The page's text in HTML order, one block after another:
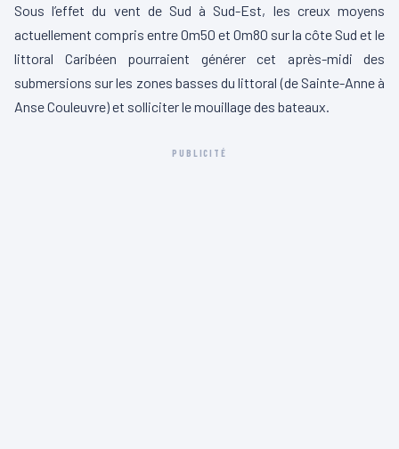
Sous l’effet du vent de Sud à Sud-Est, les creux moyens
actuellement compris entre 0m50 et 0m80 sur la côte Sud et le
littoral Caribéen pourraient générer cet après-midi des
submersions sur les zones basses du littoral (de Sainte-Anne à
Anse Couleuvre) et solliciter le mouillage des bateaux.
PUBLICITÉ